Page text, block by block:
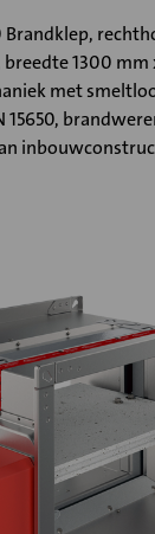
Brandklep,
1300
met